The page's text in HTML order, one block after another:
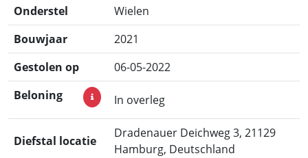
Onderstel
Wielen
Bouwjaar
2021
Gestolen op
06-05-2022
Beloning
In overleg
Diefstal locatie
Dradenauer Deichweg 3, 21129
Hamburg, Deutschland